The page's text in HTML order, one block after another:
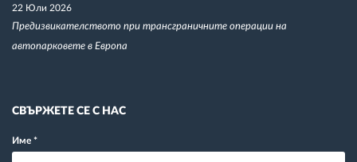
22 Юли 2026
Предизвикателството при трансграничните операции на
автопарковете в Европа
СВЪРЖЕТЕ СЕ С НАС
Име *